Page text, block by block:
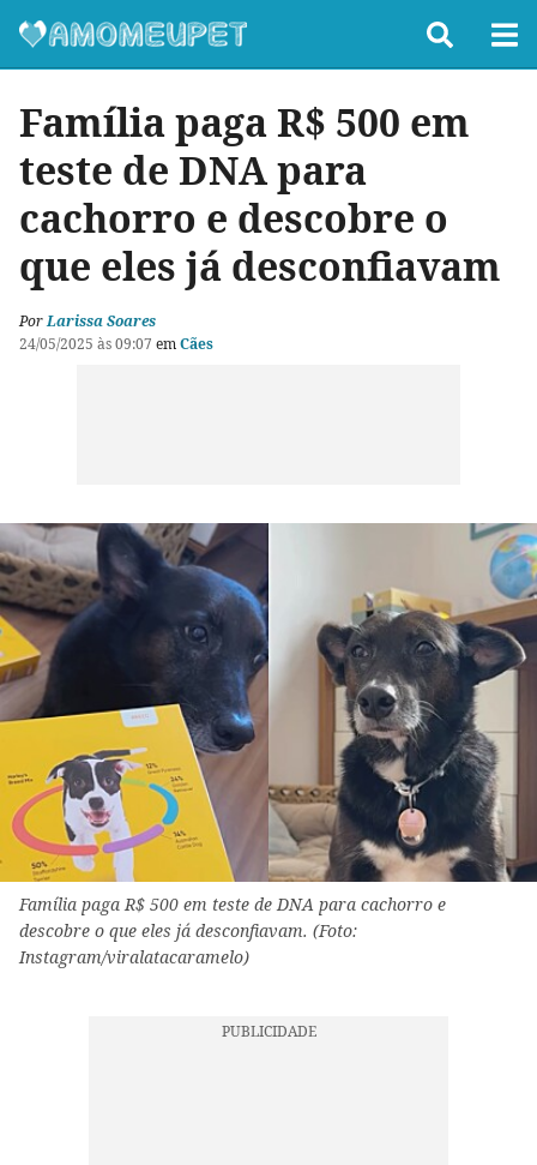
Família paga R$ 500 em
teste de DNA para
cachorro e descobre o
que eles já desconfiavam
PorLarissa Soares
24/05/2025 às 09:07 emCães
Família paga R$ 500 em teste de DNA para cachorro e
descobre o que eles já desconfiavam. (Foto:
Instagram/viralatacaramelo)